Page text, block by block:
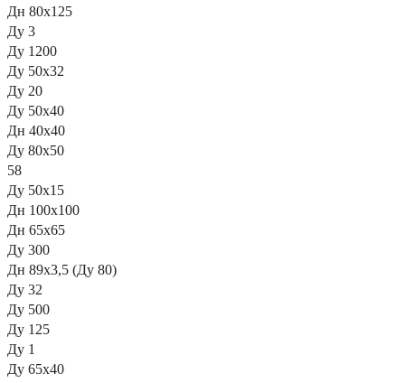
Дн 80х125
Ду 3
Ду 1200
Ду 50х32
Ду 20
Ду 50х40
Дн 40х40
Ду 80х50
58
Ду 50х15
Дн 100х100
Дн 65x65
Ду 300
Дн 89х3,5 (Ду 80)
Ду 32
Ду 500
Ду 125
Ду 1
Ду 65х40